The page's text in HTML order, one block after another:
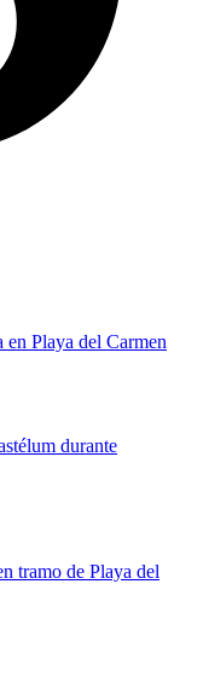
Playa del Carmen
durante
tramo de Playa del